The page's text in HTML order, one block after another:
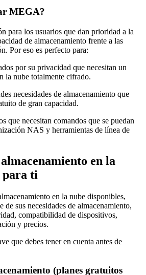
MEGA?
para los usuarios que dan prioridad a la
de almacenamiento frente a las
Por eso es perfecto para:
por su privacidad que necesitan un
la nube totalmente cifrado.
necesidades de almacenamiento que
de gran capacidad.
que necesitan comandos que se puedan
NAS y herramientas de línea de
en la
para ti
en la nube disponibles,
de sus necesidades de almacenamiento,
compatibilidad de dispositivos,
y precios.
que debes tener en cuenta antes de
(planes gratuitos